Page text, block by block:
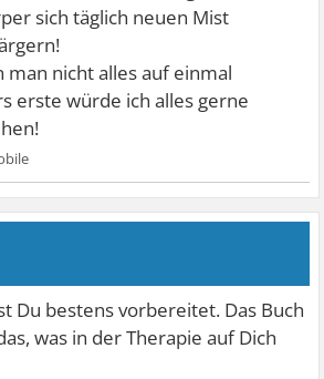
sich täglich neuen Mist
man nicht alles auf einmal
erste würde ich alles gerne
Du bestens vorbereitet. Das Buch
was in der Therapie auf Dich